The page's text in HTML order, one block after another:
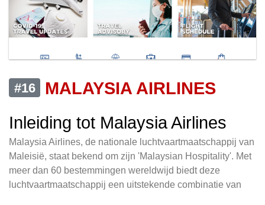
#16
MALAYSIA AIRLINES
Inleiding tot Malaysia Airlines
Malaysia Airlines, de nationale luchtvaartmaatschappij van
Maleisië, staat bekend om zijn 'Malaysian Hospitality'. Met
meer dan 60 bestemmingen wereldwijd biedt deze
luchtvaartmaatschappij een uitstekende combinatie van